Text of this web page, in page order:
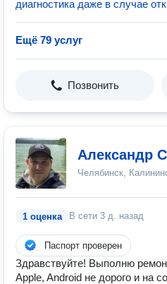
диагностика даже в случае
Ещё 79 услуг
Позвонить
Александр
Челябинск,
1 оценка В сети 3 д. назад
Паспорт проверен
Здравствуйте! Выполню
Apple, Android не дорого и на